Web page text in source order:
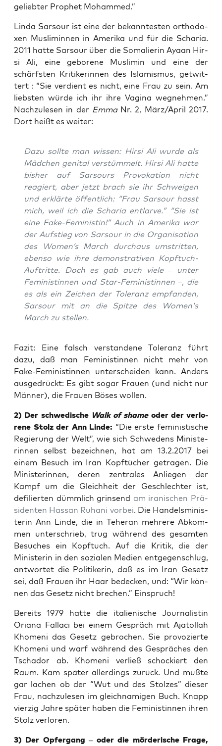
gelieb­ter Pro­phet Mohammed.”
Lin­da Sar­sour ist eine der bekann­tes­ten ortho­do­
xen Mus­li­min­nen in Ame­ri­ka und für die Scha­ria.
2011 hat­te Sar­sour über die Soma­lie­rin Aya­an Hir­
si Ali, eine gebo­re­ne Mus­li­min und eine der
schärfs­ten Kri­ti­ke­rin­nen des Isla­mis­mus, get­wit­
tert : “Sie ver­dient es nicht, eine Frau zu sein. Am
liebs­ten wür­de ich ihr ihre Vagi­na weg­neh­men.”
Nach­zu­le­sen in der EmmaNr. 2, März/April 2017.
Dort heißt es weiter:
Dazu soll­te man wis­sen: Hir­si Ali wur­de als
Mäd­chen geni­tal ver­stüm­melt. Hir­si Ali hat­te
bis­her auf Sar­sours Pro­vo­ka­ti­on nicht
reagiert, aber jetzt brach sie ihr Schwei­gen
und erklär­te öffent­lich: “Frau Sar­sour hasst
mich, weil ich die Scha­ria ent­lar­ve.” “Sie ist
eine Fake-Femi­nis­tin!” Auch in Ame­ri­ka war
der Auf­stieg von Sar­sour in die Orga­ni­sa­ti­on
des Women’s March durch­aus umstrit­ten,
eben­so wie ihre demons­tra­ti­ven Kopf­tuch-
Auf­trit­te. Doch es gab auch vie­le – unter
Femi­nis­tin­nen und Star-Femi­nis­tin­nen –, die
es als ein Zei­chen der Tole­ranz emp­fan­den,
Sar­sour mit an die Spit­ze des Women‘s
March zu stellen.
Fazit: Eine falsch ver­stan­de­ne Tole­ranz führt
dazu, daß man Femi­nis­tin­nen nicht mehr von
Fake-Femi­nis­tin­nen unter­schei­den kann. Anders
aus­ge­drückt: Es gibt sogar Frau­en (und nicht nur
Män­ner), die Frau­en Böses wollen.
2) Der schwe­di­sche Walk of shameoder der ver­lo­
re­ne Stolz der Ann Lin­de: “Die ers­te femi­nis­ti­sche
Regie­rung der Welt”, wie sich Schwe­dens Minis­te­
rin­nen selbst bezeich­nen, hat am 13.2.2017 bei
einem Besuch im Iran Kopf­tü­cher getra­gen. Die
Minis­te­rin­nen, deren zen­tra­les Anlie­gen der
Kampf um die Gleich­heit der Geschlech­ter ist,
defi­lier­ten dümm­lich grin­send am ira­ni­schen Prä­
si­den­ten Hassan Ruha­ni vor­bei. Die Han­dels­mi­nis­
te­rin Ann Lin­de, die in Tehe­ran meh­re­re Abkom­
men unter­schrieb, trug wäh­rend des gesam­ten
Besu­ches ein Kopf­tuch. Auf die Kri­tik, die der
Minis­te­rin in den sozia­len Medi­en ent­ge­gen­schlug,
ant­wor­tet die Poli­ti­ke­rin, daß es im Iran Gesetz
sei, daß Frau­en ihr Haar bede­cken, und: “Wir kön­
nen das Gesetz nicht bre­chen.” Einspruch!
Bereits 1979 hat­te die ita­lie­ni­sche Jour­na­lis­tin
Oria­na Fall­a­ci bei einem Gespräch mit Aja­tol­lah
Kho­me­ni das Gesetz gebro­chen. Sie pro­vo­zier­te
Kho­me­ni und warf wäh­rend des Gesprä­ches den
Tscha­dor ab. Kho­me­ni ver­ließ scho­ckiert den
Raum. Kam spä­ter aller­dings zurück. Und muß­te
gar lachen ob der “Wut und des Stol­zes” die­ser
Frau, nach­zu­le­sen im gleich­na­mi­gen Buch. Knapp
vier­zig Jah­re spä­ter haben die Femi­nis­tin­nen ihren
Stolz verloren.
3) Der Opfer­gang – oder die mör­de­ri­sche Fra­ge,